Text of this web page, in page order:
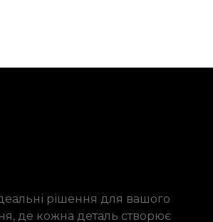
рішення для вашого
де кожна деталь створює